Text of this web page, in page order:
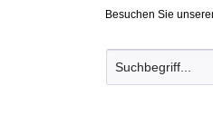
Besuchen Sie